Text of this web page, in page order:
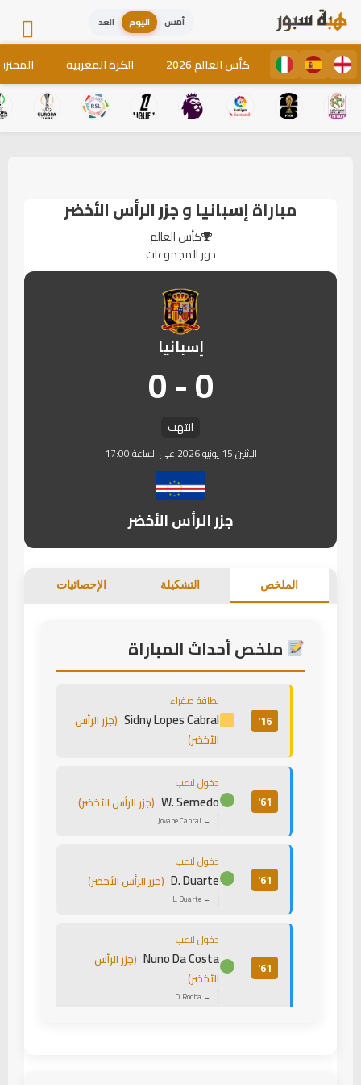
أمس اليوم الغد
كأس العالم 2026 الكرة المغربية
مباراةإسبانياوجزر الرأس الأخضر
كأس العالم
دور المجموعات
إسبانيا
0 - 0
انتهت
الإثنين 15 يونيو 2026 على الساعة 17:00
جزر الرأس الأخضر
الملخص التشكيلة الإحصائيات
ملخص أحداث المباراة
16'
بطاقة صفراء
Sidny Lopes Cabral (جزر الرأس
الأخضر)
61'
دخول لاعب
W. Semedo (جزر الرأس الأخضر)
← Jovane Cabral
61'
دخول لاعب
D. Duarte (جزر الرأس الأخضر)
← L. Duarte
61'
دخول لاعب
Nuno Da Costa (جزر الرأس
الأخضر)
← D. Rocha